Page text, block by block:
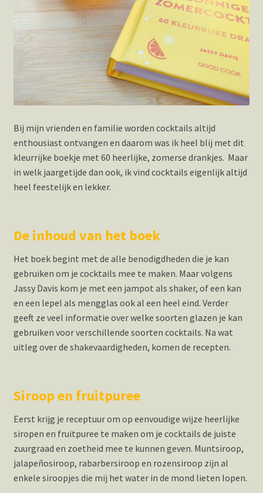
Bij mijn vrienden en familie worden cocktails altijd
enthousiast ontvangen en daarom was ik heel blij met dit
kleurrijke boekje met 60 heerlijke, zomerse drankjes. Maar
in welk jaargetijde dan ook, ik vind cocktails eigenlijk altijd
heel feestelijk en lekker.
De inhoud van het boek
Het boek begint met de alle benodigdheden die je kan
gebruiken om je cocktails mee te maken. Maar volgens
Jassy Davis kom je met een jampot als shaker, of een kan
en een lepel als mengglas ook al een heel eind. Verder
geeft ze veel informatie over welke soorten glazen je kan
gebruiken voor verschillende soorten cocktails. Na wat
uitleg over de shakevaardigheden, komen de recepten.
Siroop en fruitpuree
Eerst krijg je receptuur om op eenvoudige wijze heerlijke
siropen en fruitpuree te maken om je cocktails de juiste
zuurgraad en zoetheid mee te kunnen geven. Muntsiroop,
jalapeñosiroop, rabarbersiroop en rozensiroop zijn al
enkele siroopjes die mij het water in de mond lieten lopen.